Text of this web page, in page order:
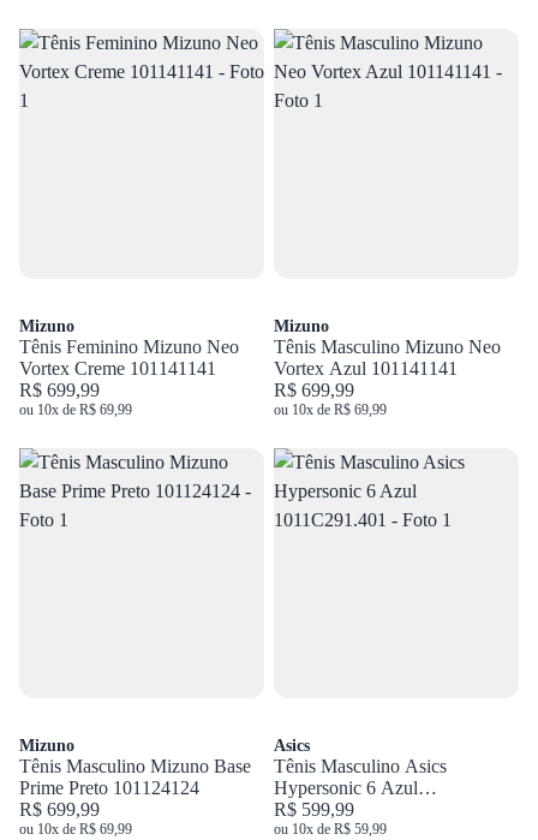
Mizuno
Tênis Feminino Mizuno Neo
Vortex Creme 101141141
R$ 699,99
ou 10x de R$ 69,99
Mizuno
Tênis Masculino Mizuno Neo
Vortex Azul 101141141
R$ 699,99
ou 10x de R$ 69,99
Mizuno
Tênis Masculino Mizuno Base
Prime Preto 101124124
R$ 699,99
ou 10x de R$ 69,99
Asics
Tênis Masculino Asics
Hypersonic 6 Azul
1011C291.401
R$ 599,99
ou 10x de R$ 59,99